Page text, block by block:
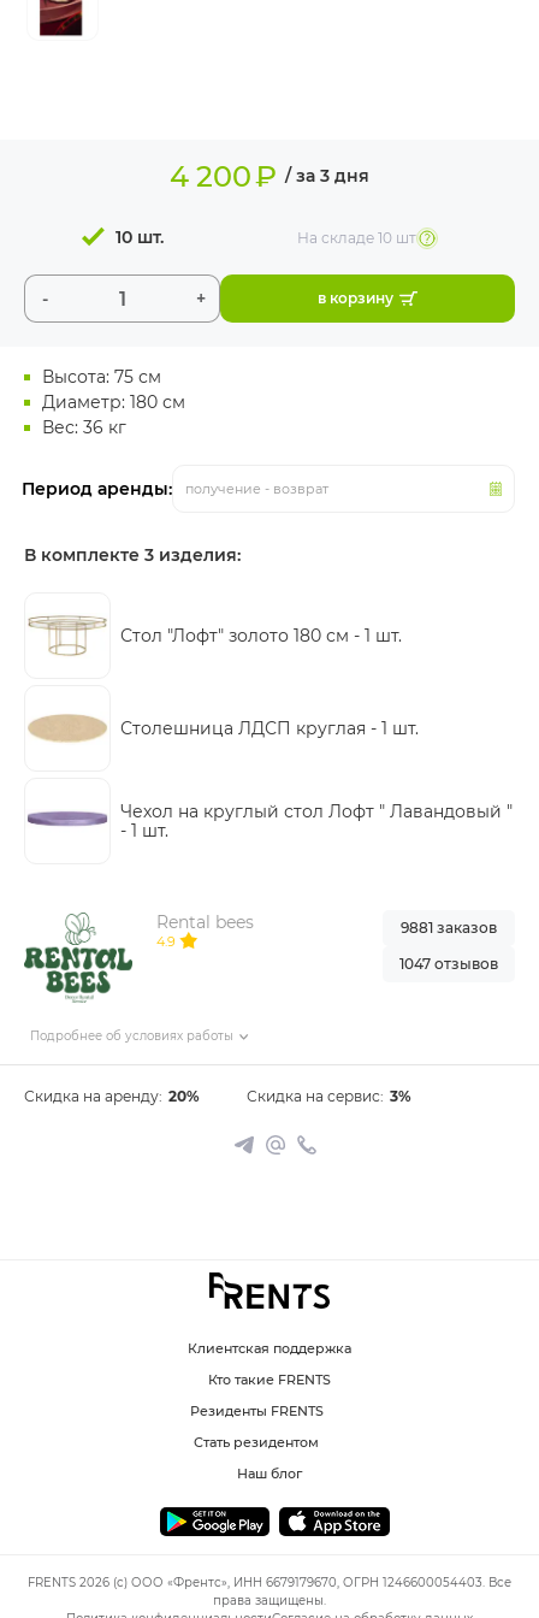
ИЗДЕЛИЯ ДЛЯ
Высота: 75 см
Диаметр: 180 см
Вес: 36 кг
Период аренды: получение - возврат
4 200₽ / за 3 дня
- +
10 шт. На складе10 шт
в корзину
В комплекте 3 изделия:
Стол "Лофт" золото 180 см - 1 шт.
Столешница ЛДСП круглая - 1 шт.
Чехол на круглый стол Лофт " Лавандовый "
- 1 шт.
Rental bees
4.9
Подробнее об условиях работы
9881 заказов
1047 отзывов
Скидка на аренду: 20% Скидка на сервис: 3%
Клиентская поддержка
Кто такие FRENTS
Резиденты FRENTS
Стать резидентом
Наш блог
FRENTS 2026 (c) ООО «Френтс», ИНН 6679179670, ОГРН 1246600054403. Все
права защищены.